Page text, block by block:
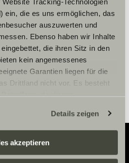
ein, die es uns ermöglichen, das
auszuwerten und
Ebenso haben wir Inhalte
die ihren Sitz in den
kein angemessenes
Garantien liegen für die
Drittland nicht vor. Es besteht
da diesen
können Daten für
und mit anderen Daten
Informationen finden Sie hier:
Details zeigen
akzeptieren
des cookies